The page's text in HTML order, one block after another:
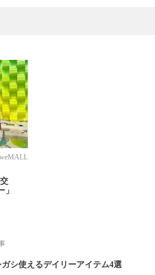
weMALL
」
シ使えるデイリーアイテム4選